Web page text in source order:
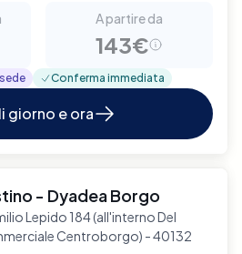
A partire da
143€
Conferma immediata
giorno e ora
- Dyadea Borgo
Lepido 184 (all'interno Del
Centroborgo) - 40132